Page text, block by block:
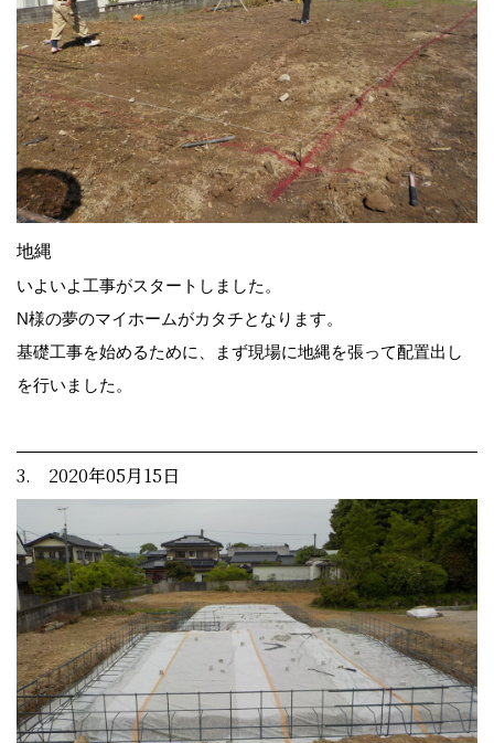
地縄
いよいよ工事がスタートしました。
N様の夢のマイホームがカタチとなります。
基礎工事を始めるために、まず現場に地縄を張って配置出し
を行いました。
3. 2020年05月15日